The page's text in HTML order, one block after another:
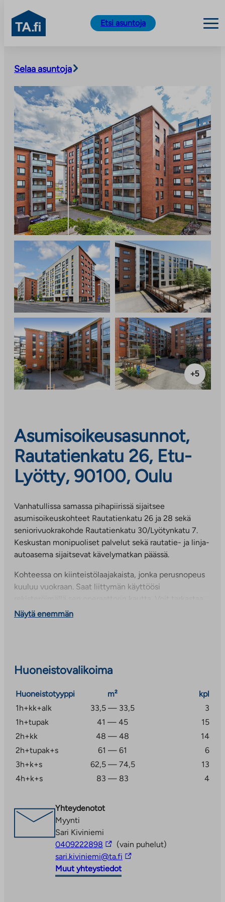
sisältöön
TA.fi
Etsi asuntoja
Selaa asuntoja
+5
Asumisoikeusasunnot,
Rautatienkatu 26, Etu-
Lyötty, 90100, Oulu
Vanhatullissa samassa pihapiirissä sijaitsee
asumisoikeuskohteet Rautatienkatu 26 ja 28 sekä
seniorivuokrakohde Rautatienkatu 30/Lyötynkatu 7.
Keskustan monipuoliset palvelut sekä rautatie- ja linja-
autoasema sijaitsevat kävelymatkan päässä.
Kohteessa on kiinteistölaajakaista, jonka perusnopeus
kuuluu vuokraan. Saat liittymän käyttöösi
oman talosi liittymän perusnopeuden suoraan
Näytä enemmän
Huoneistovalikoima
Huoneistotyyppi m²
kpl
1h+kk+alk
33,5 — 33,5
3
1h+tupak
41 — 45
15
2h+kk
48 — 48
14
2h+tupak+s
61 — 61
6
3h+k+s
62,5 — 74,5
13
4h+k+s
83 — 83 4
Yhteydenotot
Myynti
Sari Kiviniemi
0409222898 Linkki
vie
ulkopuoliseen
palveluun
(vain puhelut)
sari.kiviniemi@ta.fi Linkki
Muut yhteystiedot